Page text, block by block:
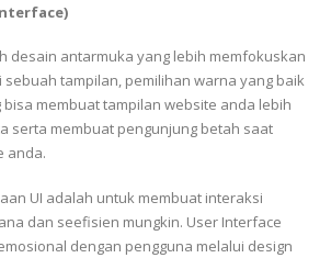
desain antarmuka yang lebih memfokuskan
tampilan, pemilihan warna yang baik
membuat tampilan website anda lebih
serta membuat pengunjung betah saat
anda.
UI adalah untuk membuat interaksi
dan seefisien mungkin. User Interface
dengan pengguna melalui design